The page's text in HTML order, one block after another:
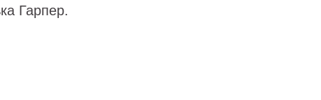
Гарпер.